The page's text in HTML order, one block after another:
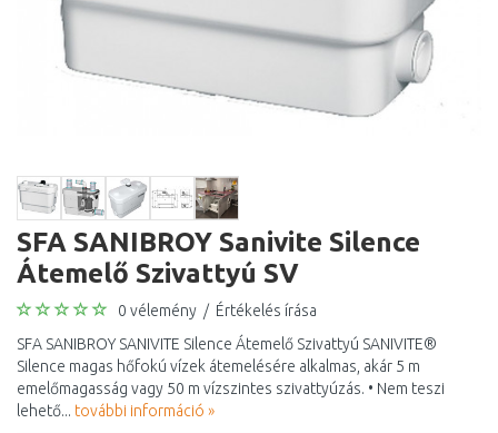
SFA SANIBROY Sanivite Silence
Átemelő Szivattyú SV
0 vélemény / Értékelés írása
SFA SANIBROY SANIVITE Silence Átemelő Szivattyú SANIVITE®
Silence magas hőfokú vízek átemelésére alkalmas, akár 5 m
emelőmagasság vagy 50 m vízszintes szivattyúzás. • Nem teszi
lehető... további információ »